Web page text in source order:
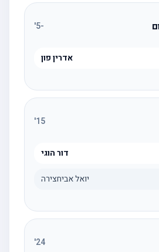
'
אדרין פון
15
'
דור הוגי
יואל אביחצירה
24
'